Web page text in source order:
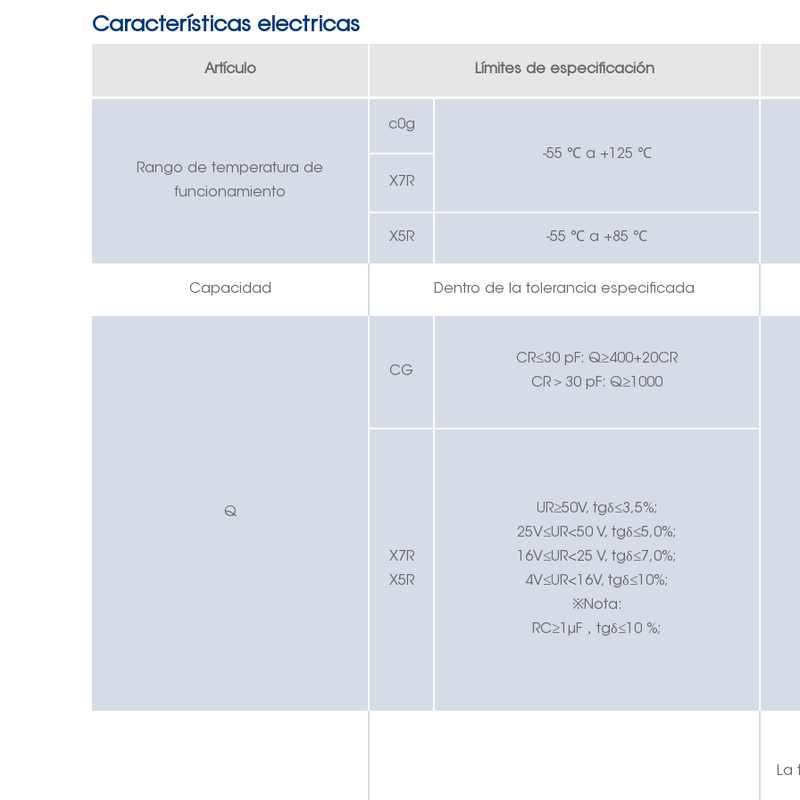
Características electricas
Artículo Límites de especificación
Rango de temperatura de
funcionamiento
c0g
-55 ℃ a +125 ℃
X7R
X5R -55 ℃ a +85 ℃
Capacidad Dentro de la tolerancia especificada
Q
CG
CR≤30 pF: Q≥400+20CR
CR ＞ 30 pF: Q≥1000
X7R
X5R
UR≥50V, tgδ≤3,5%;
25V≤UR<50 V, tgδ≤5,0%;
16V≤UR<25 V, tgδ≤7,0%;
4V≤UR<16V, tgδ≤10%;
※Nota:
RC≥1μF ，tgδ≤10 %;
La